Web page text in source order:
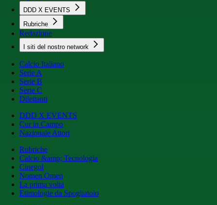
DDD X EVENTS
Rubriche
Redazione
I siti del nostro network
Calcio Italiano
Serie A
Serie B
Serie C
Dilettanti
DDD X EVENTS
Cur in Campo
Nazionale Attori
Rubriche
Calcio &amp; Tecnologia
Cinegol
Nomen Omen
La prima volta
Etimologie da Spogliatoio